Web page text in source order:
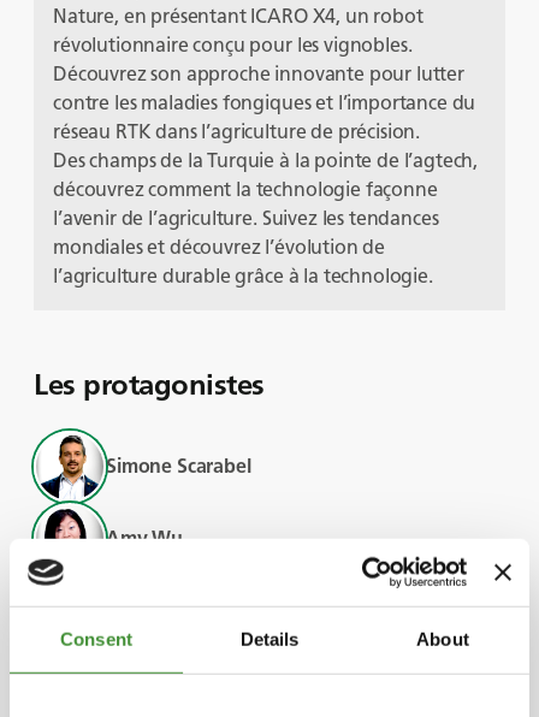
Consent Details About
Nature, en présentant ICARO X4, un robot
révolutionnaire conçu pour les vignobles.
Découvrez son approche innovante pour lutter
contre les maladies fongiques et l’importance du
réseau RTK dans l’agriculture de précision.
Des champs de la Turquie à la pointe de l’agtech,
découvrez comment la technologie façonne
l’avenir de l’agriculture. Suivez les tendances
mondiales et découvrez l’évolution de
l’agriculture durable grâce à la technologie.
Les protagonistes
Simone Scarabel
Amy Wu
David Rose
Ömer Kuloğlu